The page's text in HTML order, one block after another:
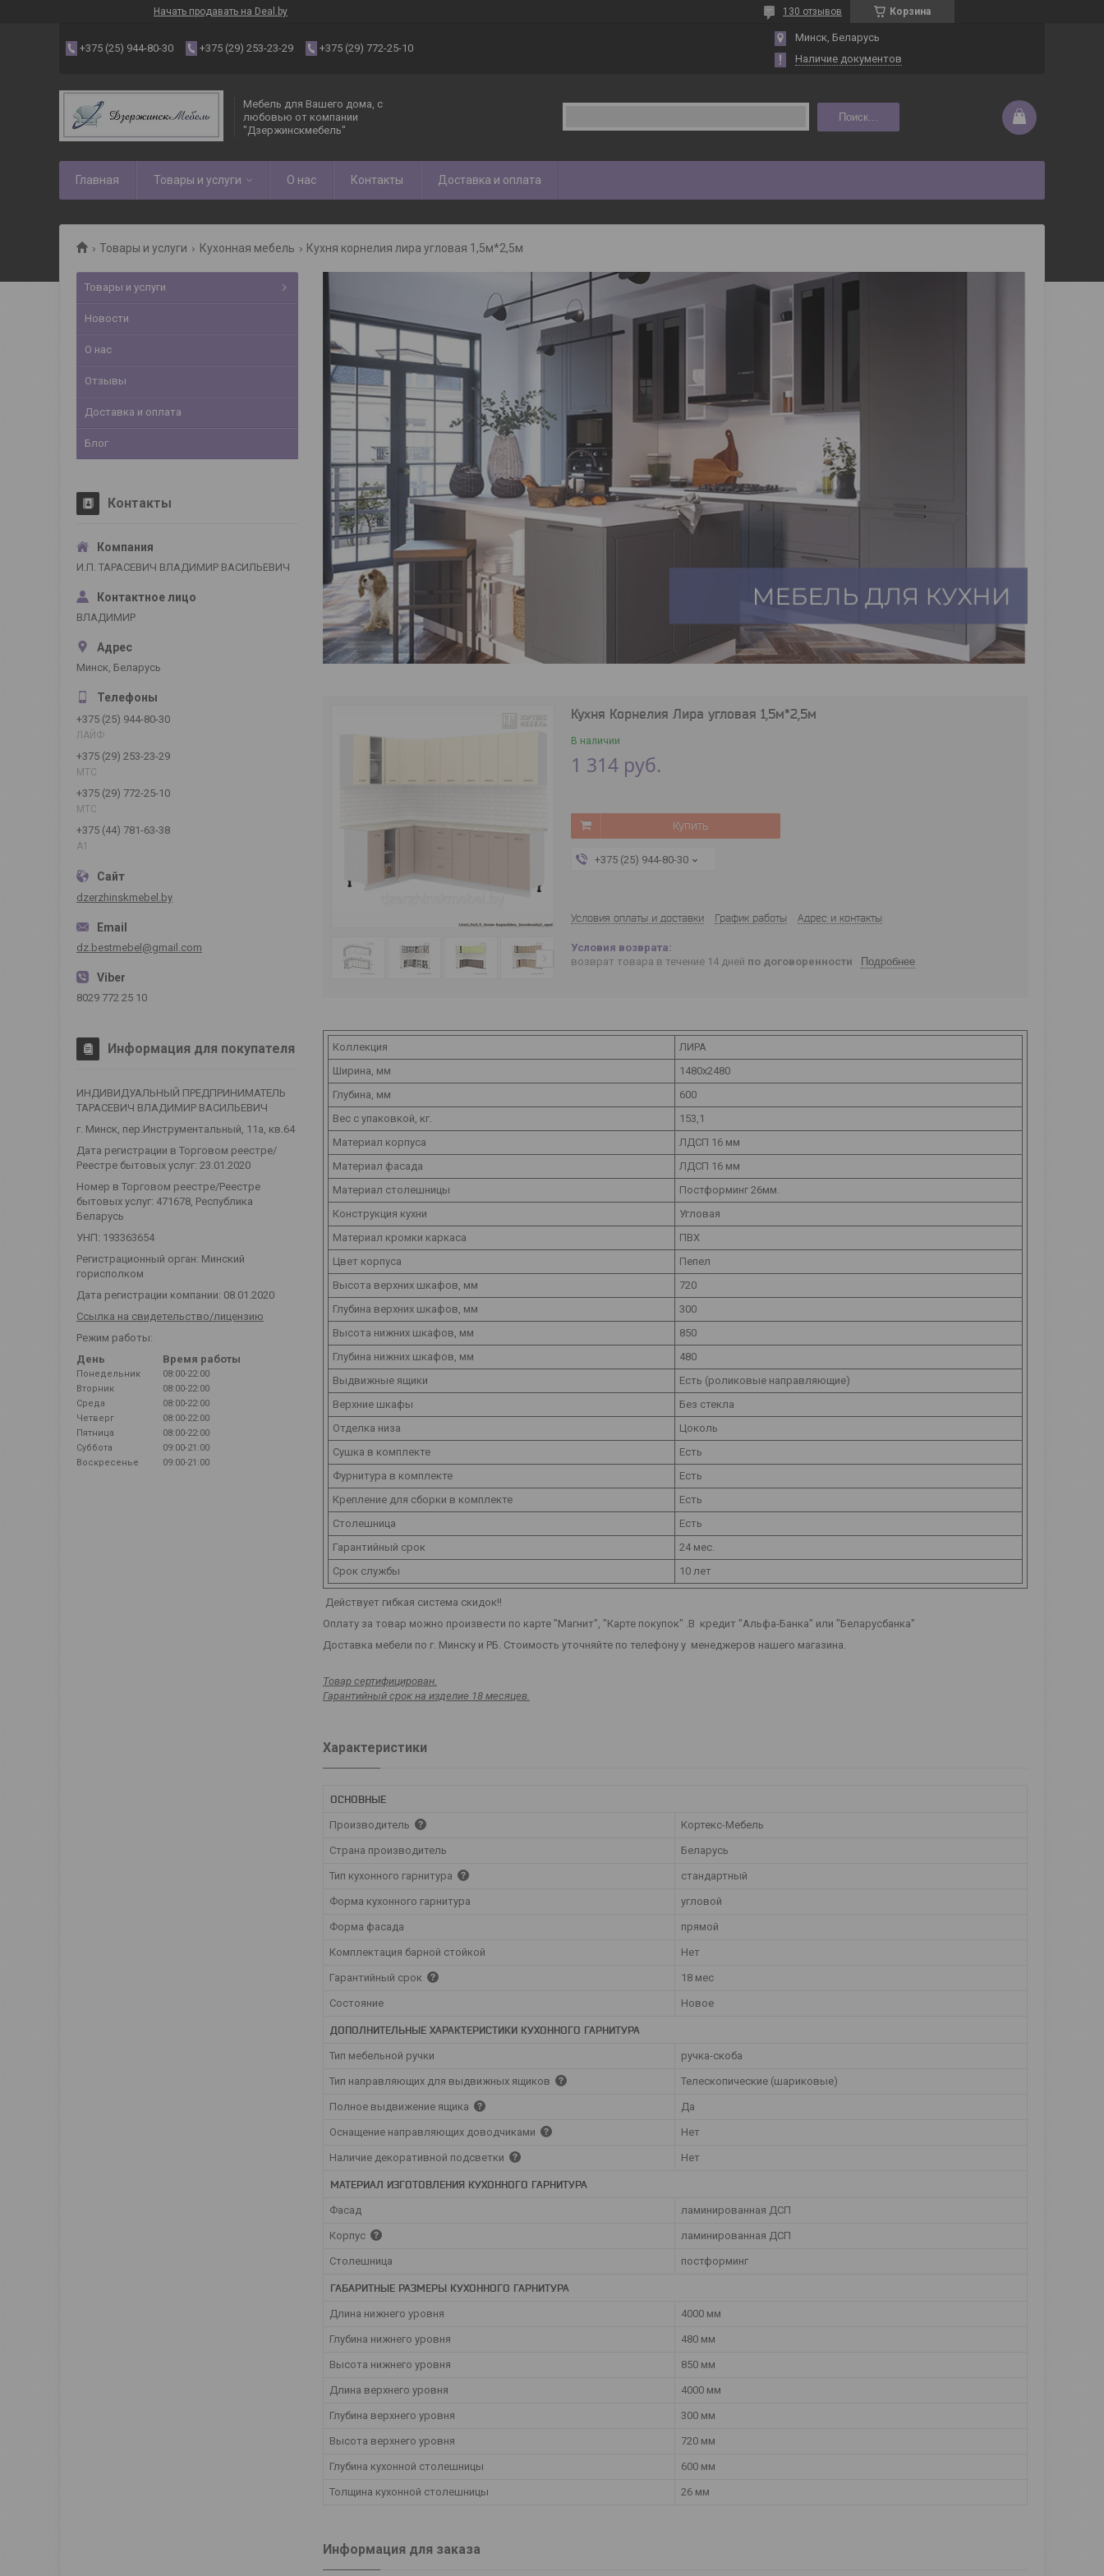
Начать продавать на Deal.by Корзина
130 отзывов
+375 (25) 944-80-30 +375 (29) 253-23-29 +375 (29) 772-25-10
Минск, Беларусь
Наличие документов
Мебель для Вашего дома, с
любовью от компании
"Дзержинскмебель"
Поиск...
Главная Товары и услуги О нас Контакты Доставка и оплата
Товары и услуги Кухонная мебель Кухня корнелия лира угловая 1,5м*2,5м
Кухня Корнелия Лира угловая 1,5м*2,5м
В наличии
1 314 руб.
Купить
+375 (25) 944-80-30
Условия оплаты и доставки График работы Адрес и контакты
возврат товара в течение 14 дней по договоренности Подробнее
Коллекция
ЛИРА
Ширина, мм
1480х2480
Глубина, мм
600
Вес с упаковкой, кг.
153,1
Материал корпуса
ЛДСП 16 мм
Материал фасада
ЛДСП 16 мм
Материал столешницы
Постформинг 26мм.
Конструкция кухни
Угловая
Материал кромки каркаса
ПВХ
Цвет корпуса
Пепел
Высота верхних шкафов, мм
720
Глубина верхних шкафов, мм
300
Высота нижних шкафов, мм
850
Глубина нижних шкафов, мм
480
Выдвижные ящики
Есть (роликовые направляющие)
Верхние шкафы
Без стекла
Отделка низа
Цоколь
Сушка в комплекте
Есть
Фурнитура в комплекте
Есть
Крепление для сборки в комплекте
Есть
Столешница
Есть
Гарантийный срок
24 мес.
Срок службы
10 лет
Действует гибкая система скидок!!
Оплату за товар можно произвести по карте "Магнит", "Карте покупок" .В кредит "Альфа-Банка" или "Беларусбанка"
Доставка мебели по г. Минску и РБ. Стоимость уточняйте по телефону у менеджеров нашего магазина.
Товар сертифицирован.
Гарантийный срок на изделие 18 месяцев.
Характеристики
ОСНОВНЫЕ
Производитель Кортекс-Мебель
Страна производитель Беларусь
Тип кухонного гарнитура стандартный
Форма кухонного гарнитура угловой
Форма фасада прямой
Комплектация барной стойкой Нет
Гарантийный срок 18 мес
Состояние Новое
ДОПОЛНИТЕЛЬНЫЕ ХАРАКТЕРИСТИКИ КУХОННОГО ГАРНИТУРА
Тип мебельной ручки ручка-скоба
Тип направляющих для выдвижных ящиков Телескопические (шариковые)
Полное выдвижение ящика Да
Оснащение направляющих доводчиками Нет
Наличие декоративной подсветки Нет
МАТЕРИАЛ ИЗГОТОВЛЕНИЯ КУХОННОГО ГАРНИТУРА
Фасад ламинированная ДСП
Корпус ламинированная ДСП
Столешница постформинг
ГАБАРИТНЫЕ РАЗМЕРЫ КУХОННОГО ГАРНИТУРА
Длина нижнего уровня 4000 мм
Глубина нижнего уровня 480 мм
Высота нижнего уровня 850 мм
Длина верхнего уровня 4000 мм
Глубина верхнего уровня 300 мм
Высота верхнего уровня 720 мм
Глубина кухонной столешницы 600 мм
Толщина кухонной столешницы 26 мм
Информация для заказа
Товары и услуги
Новости
О нас
Отзывы
Доставка и оплата
Блог
Контакты
И.П. ТАРАСЕВИЧ ВЛАДИМИР ВАСИЛЬЕВИЧ
ВЛАДИМИР
Минск, Беларусь
+375 (25) 944-80-30
ЛАЙФ
+375 (29) 253-23-29
МТС
+375 (29) 772-25-10
МТС
+375 (44) 781-63-38
А1
dzerzhinskmebel.by
dz.bestmebel@gmail.com
8029 772 25 10
Информация для покупателя
ИНДИВИДУАЛЬНЫЙ ПРЕДПРИНИМАТЕЛЬ
ТАРАСЕВИЧ ВЛАДИМИР ВАСИЛЬЕВИЧ
г. Минск, пер.Инструментальный, 11а, кв.64
Дата регистрации в Торговом реестре/
Реестре бытовых услуг: 23.01.2020
Номер в Торговом реестре/Реестре
бытовых услуг: 471678, Республика
Беларусь
УНП: 193363654
Регистрационный орган: Минский
горисполком
Дата регистрации компании: 08.01.2020
Ссылка на свидетельство/лицензию
Режим работы:
День
Время работы
Понедельник
08:00-22:00
Вторник
08:00-22:00
Среда
08:00-22:00
Четверг
08:00-22:00
Пятница
08:00-22:00
Суббота
09:00-21:00
Воскресенье
09:00-21:00